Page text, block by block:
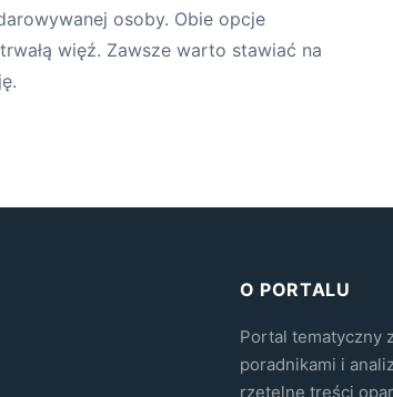
osoby. Obie opcje
więź. Zawsze warto stawiać na
O PORTALU
Portal tematyczny
poradnikami i
rzetelne treści